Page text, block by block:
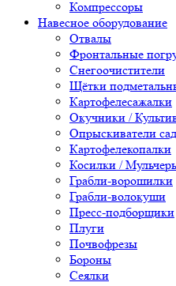
Компрессоры
Навесное оборудование
Отвалы
Фронтальные
Снегоочистители
Щётки
Картофелесажалки
Окучники /
Опрыскиватели
Картофелекопалки
Косилки /
Грабли-ворошилки
Грабли-волокуши
Пресс-подборщики
Плуги
Почвофрезы
Бороны
Сеялки